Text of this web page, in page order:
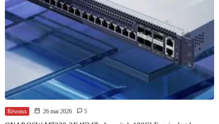
Réseaux 26 mai 2026 5